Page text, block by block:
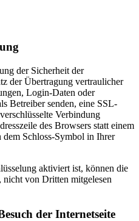
der Sicherheit der
der Übertragung vertraulicher
Login-Daten oder
Betreiber senden, eine SSL-
Verbindung
des Browsers statt einem
Schloss-Symbol in Ihrer
aktiviert ist, können die
nicht von Dritten mitgelesen
der Internetseite